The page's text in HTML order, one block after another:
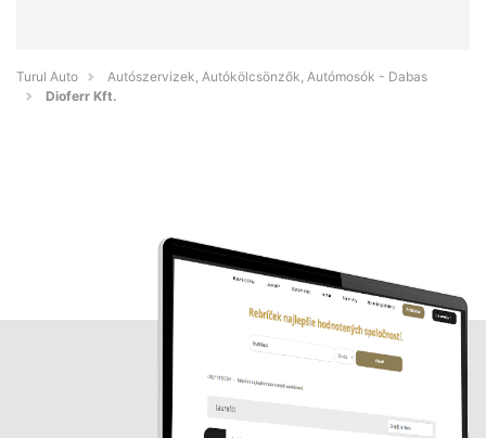
Turul Auto
Autószervizek, Autókölcsönzők, Autómosók - Dabas
Dioferr Kft.